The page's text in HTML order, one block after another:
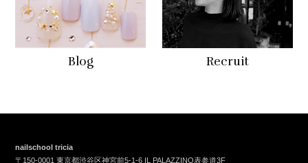
Blog Recruit
nailschool tricia
〒150-0001 東京都渋谷区神宮前5-1-6 IL PALAZZINO表参道3F